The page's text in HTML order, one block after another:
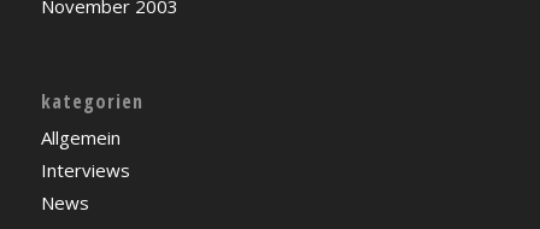
November 2003
kategorien
Allgemein
Interviews
News